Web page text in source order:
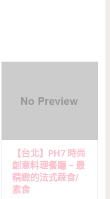
【台北】PH7 時尚
創意料理餐廳 – 最
精緻的法式蔬食/
素食